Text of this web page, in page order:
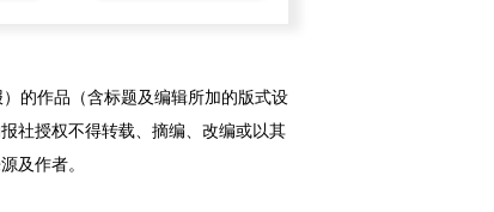
作品（含标题及编辑所加的版式设
社授权不得转载、摘编、改编或以其
及作者。